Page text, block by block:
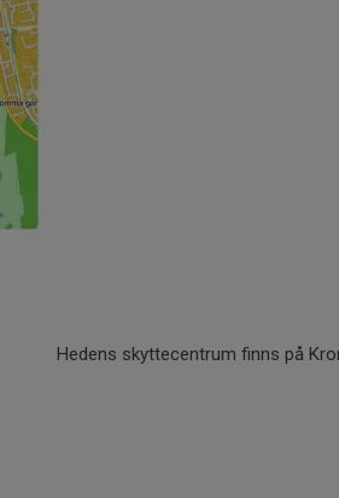
Hedens skyttecentrum finns på